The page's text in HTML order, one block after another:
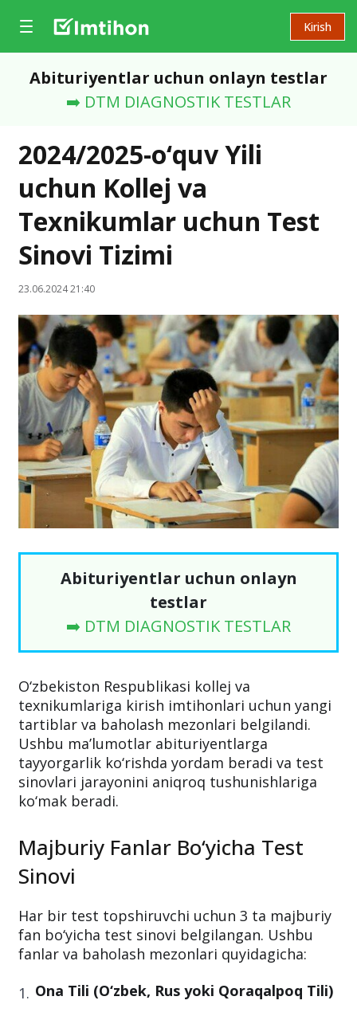
Kirish
Abituriyentlar uchun onlayn testlar
➡️ DTM DIAGNOSTIK TESTLAR
2024/2025-o‘quv Yili
uchun Kollej va
Texnikumlar uchun Test
Sinovi Tizimi
23.06.2024 21:40
Abituriyentlar uchun onlayn
testlar
➡️ DTM DIAGNOSTIK TESTLAR
O‘zbekiston Respublikasi kollej va
texnikumlariga kirish imtihonlari uchun yangi
tartiblar va baholash mezonlari belgilandi.
Ushbu ma’lumotlar abituriyentlarga
tayyorgarlik ko‘rishda yordam beradi va test
sinovlari jarayonini aniqroq tushunishlariga
ko‘mak beradi.
Majburiy Fanlar Bo‘yicha Test
Sinovi
Har bir test topshiruvchi uchun 3 ta majburiy
fan bo‘yicha test sinovi belgilangan. Ushbu
fanlar va baholash mezonlari quyidagicha:
Ona Tili (O‘zbek, Rus yoki Qoraqalpoq Tili)